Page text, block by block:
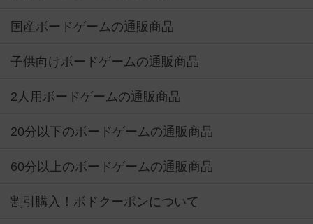
国産ボードゲームの通販商品
子供向けボードゲームの通販商品
2人用ボードゲームの通販商品
20分以下のボードゲームの通販商品
60分以上のボードゲームの通販商品
割引購入！ボドクーポンについて